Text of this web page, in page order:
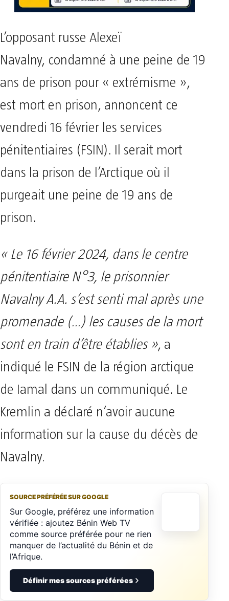
L’opposant russe Alexeï
Navalny, condamné à une peine de 19
ans de prison pour « extrémisme »,
est mort en prison, annoncent ce
vendredi 16 février les services
pénitentiaires (FSIN). Il serait mort
dans la prison de l’Arctique où il
purgeait une peine de 19 ans de
prison.
« Le 16 février 2024, dans le centre
pénitentiaire N°3, le prisonnier
Navalny A.A. s’est senti mal après une
promenade (…) les causes de la mort
sont en train d’être établies », a
indiqué le FSIN de la région arctique
de Iamal dans un communiqué. Le
Kremlin a déclaré n’avoir aucune
information sur la cause du décès de
Navalny.
SOURCE PRÉFÉRÉE SUR GOOGLE
Sur Google, préférez une information
vérifiée : ajoutez Bénin Web TV
comme source préférée pour ne rien
manquer de l’actualité du Bénin et de
l’Afrique.
Définir mes sources préférées